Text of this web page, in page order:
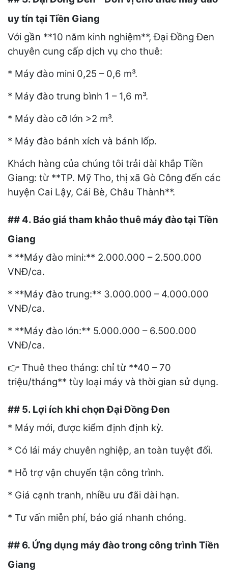
uy tín tại Tiền Giang
Với gần **10 năm kinh nghiệm**, Đại Đồng Đen
chuyên cung cấp dịch vụ cho thuê:
* Máy đào mini 0,25 – 0,6 m³.
* Máy đào trung bình 1 – 1,6 m³.
* Máy đào cỡ lớn >2 m³.
* Máy đào bánh xích và bánh lốp.
Khách hàng của chúng tôi trải dài khắp Tiền
Giang: từ **TP. Mỹ Tho, thị xã Gò Công đến các
huyện Cai Lậy, Cái Bè, Châu Thành**.
## 4. Báo giá tham khảo thuê máy đào tại Tiền
Giang
* **Máy đào mini:** 2.000.000 – 2.500.000
VNĐ/ca.
* **Máy đào trung:** 3.000.000 – 4.000.000
VNĐ/ca.
* **Máy đào lớn:** 5.000.000 – 6.500.000
VNĐ/ca.
👉 Thuê theo tháng: chỉ từ **40 – 70
triệu/tháng** tùy loại máy và thời gian sử dụng.
## 5. Lợi ích khi chọn Đại Đồng Đen
* Máy mới, được kiểm định định kỳ.
* Có lái máy chuyên nghiệp, an toàn tuyệt đối.
* Hỗ trợ vận chuyển tận công trình.
* Giá cạnh tranh, nhiều ưu đãi dài hạn.
* Tư vấn miễn phí, báo giá nhanh chóng.
## 6. Ứng dụng máy đào trong công trình Tiền
Giang